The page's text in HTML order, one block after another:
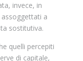
invece, in
a
sostitutiva.
quelli percepiti
di capitale,